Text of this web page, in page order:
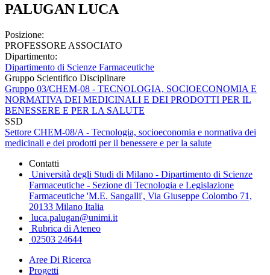
PALUGAN LUCA
Posizione:
PROFESSORE ASSOCIATO
Dipartimento:
Dipartimento di Scienze Farmaceutiche
Gruppo Scientifico Disciplinare
Gruppo 03/CHEM-08 - TECNOLOGIA, SOCIOECONOMIA E
NORMATIVA DEI MEDICINALI E DEI PRODOTTI PER IL
BENESSERE E PER LA SALUTE
SSD
Settore CHEM-08/A - Tecnologia, socioeconomia e normativa dei
medicinali e dei prodotti per il benessere e per la salute
Contatti
Università degli Studi di Milano - Dipartimento di Scienze
Farmaceutiche - Sezione di Tecnologia e Legislazione
Farmaceutiche 'M.E. Sangalli', Via Giuseppe Colombo 71,
20133 Milano Italia
luca.palugan@unimi.it
Rubrica di Ateneo
02503 24644
Aree Di Ricerca
Progetti